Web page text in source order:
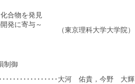
合物を発見
発に寄与～
（東京理科大学大学院）
制御
････････････････大河 佑貴，今野 大輝